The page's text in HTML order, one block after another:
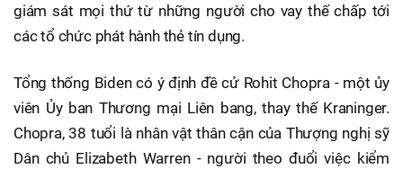
giám sát mọi thứ từ những người cho vay thế chấp tới
các tổ chức phát hành thẻ tín dụng.
Tổng thống Biden có ý định đề cử Rohit Chopra - một ủy
viên Ủy ban Thương mại Liên bang, thay thế Kraninger.
Chopra, 38 tuổi là nhân vật thân cận của Thượng nghị sỹ
Dân chủ Elizabeth Warren - người theo đuổi việc kiểm